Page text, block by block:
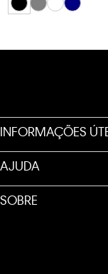
INFORMAÇÕES
AJUDA
SOBRE